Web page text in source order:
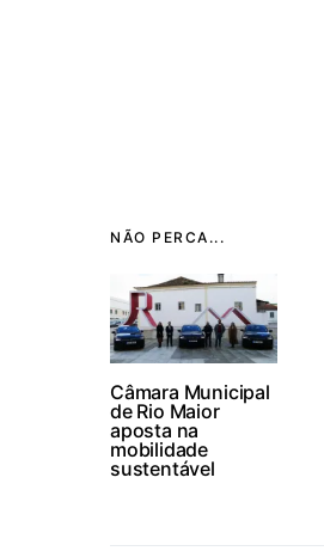
NÃO PERCA...
Câmara Municipal
de Rio Maior
aposta na
mobilidade
sustentável